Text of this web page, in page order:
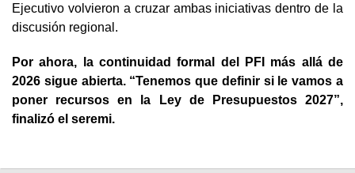
Ejecutivo volvieron a cruzar ambas iniciativas dentro de la
discusión regional.
Por ahora, la continuidad formal del PFI más allá de
2026 sigue abierta. “Tenemos que definir si le vamos a
poner recursos en la Ley de Presupuestos 2027”,
finalizó el seremi.